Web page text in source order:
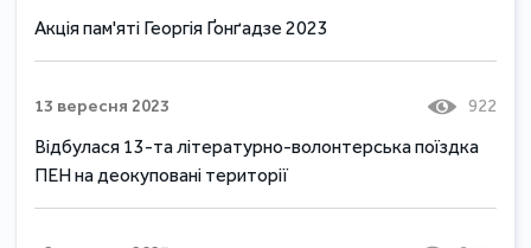
Акція пам'яті Георгія Ґонґадзе 2023
13 вересня 2023 922
Відбулася 13-та літературно-волонтерська поїздка
ПЕН на деокуповані території